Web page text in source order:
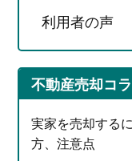
利用者の声
不動産売却コ
実家を売却する
方、注意点